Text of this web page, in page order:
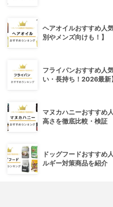
ヘアオイルおすすめ人
別やメンズ向けも！】
フライパンおすすめ人
い・長持ち！2026最新
マヌカハニーおすすめ
高さを徹底比較・検証
ドッグフードおすすめ
ルギー対策商品を紹介